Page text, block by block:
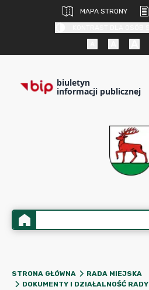
MAPA STRONY
biuletyn
informacji publicznej
STRONA GŁÓWNA
RADA MIEJSKA
DOKUMENTY I DZIAŁALNOŚĆ RADY